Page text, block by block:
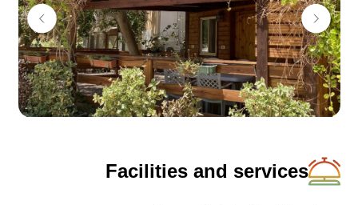
لأجل متعتكم، في كل كوخ هنالك أيضا ألعاب مثل – شيش بيش،
ورق اللعب، شطرنج، تاكي وكتب للمطالعة بالإمكان أخذها
معكم إلى المنزل أيضا.
في المجمع،كوخان -2- عائليان (حتى 6 ضيوف)
Facilities and services